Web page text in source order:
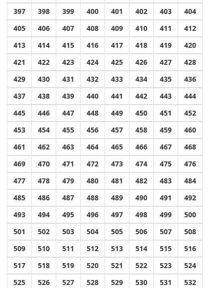
397
398 399 400 401 402 403
404
405
406 407 408 409 410 411
412
413
414 415 416 417 418 419
420
421
422 423 424 425 426 427
428
429
430 431 432 433 434 435
436
437
438 439 440 441 442 443
444
445
446 447 448 449 450 451
452
453
454 455 456 457 458 459
460
461
462 463 464 465 466 467
468
469
470 471 472 473 474 475
476
477
478 479 480 481 482 483
484
485
486 487 488 489 490 491
492
493
494 495 496 497 498 499
500
501
502 503 504 505 506 507
508
509
510 511 512 513 514 515
516
517
518 519 520 521 522 523
524
525
526 527 528 529 530 531
532